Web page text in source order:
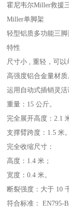
霍尼韦尔Miller救援
Miller单脚架
轻型铝质多功能三
特性
尺寸小 , 重轻，可以
高强度铝合金量材质
运用自动式插销灵活
重量：15 公斤。
完全展开高度：2.1
支撑臂跨度：1.5 米。
完全收缩尺寸：
高度：1.4 米；
宽度：0.4 米。
断裂强度：大于 10
符合标准： EN795-